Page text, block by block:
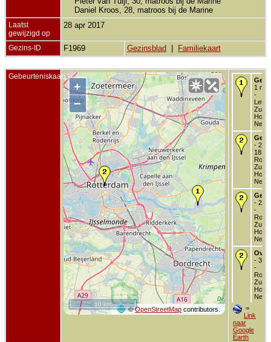
Daniel Kroos, 28, matroos bij de Marine
Laatst
gewijzigd op
28 apr 2017
Gezins-ID F1969 Gezinsblad Familiekaart
Gebeurteniskaart
+
−
©OpenStreetMap contributors.
10 km
1
-
Zuid-
- 2
1836
Zuid-
- 2
-
Zuid-
- 3
-
Zuid-
=
Link
naar
Google
Earth